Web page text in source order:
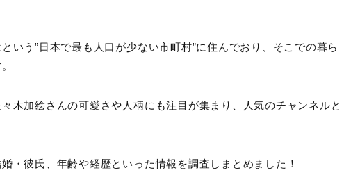
いう”日本で最も人口が少ない市町村”に住んでおり、そこでの暮ら
木加絵さんの可愛さや人柄にも注目が集まり、人気のチャンネルと
・彼氏、年齢や経歴といった情報を調査しまとめました！